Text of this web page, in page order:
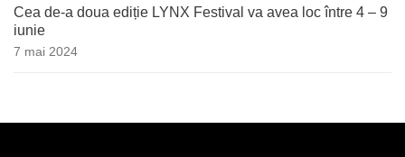
Cea de-a doua ediție LYNX Festival va avea loc între 4 – 9
iunie
7 mai 2024